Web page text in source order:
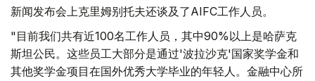
新闻发布会上克里姆别托夫还谈及了AIFC工作人员。
"目前我们共有近100名工作人员，其中90%以上是哈萨克
斯坦公民。这些员工大部分是通过'波拉沙克'国家奖学金和
其他奖学金项目在国外优秀大学毕业的年轻人。金融中心所